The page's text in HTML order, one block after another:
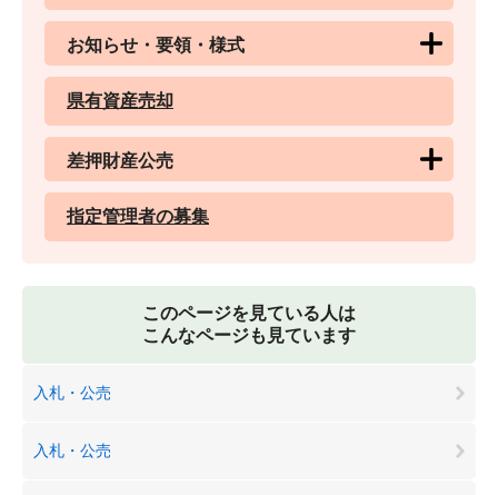
お知らせ・要領・様式
県有資産売却
差押財産公売
指定管理者の募集
このページを見ている人は
こんなページも見ています
入札・公売
入札・公売